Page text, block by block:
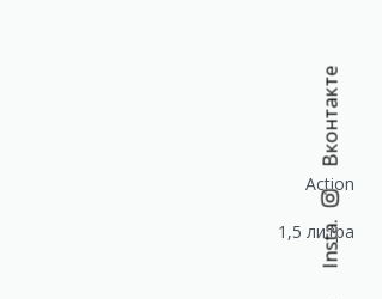
Action
1,5 литра
Insta.
Вконтакте